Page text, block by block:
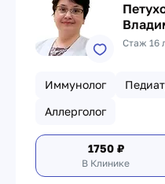
Стаж 16
Иммунолог
Аллерголог
1750₽
В Клинике